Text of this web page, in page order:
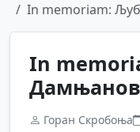
In memoriam:
In
Горан Скробоња